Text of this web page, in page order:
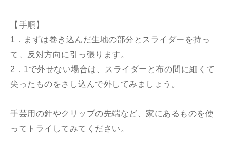
【手順】
1．まずは巻き込んだ生地の部分とスライダーを持っ
て、反対方向に引っ張ります。
2．1で外せない場合は、スライダーと布の間に細くて
尖ったものをさし込んで外してみましょう。
手芸用の針やクリップの先端など、家にあるものを使
ってトライしてみてください。